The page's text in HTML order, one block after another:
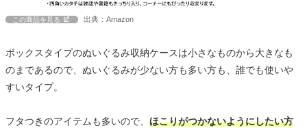
この商品を見る 出典：Amazon
ボックスタイプのぬいぐるみ収納ケースは小さなものから大きなも
のまであるので、ぬいぐるみが少ない方も多い方も、誰でも使いや
すいタイプ。
フタつきのアイテムも多いので、 ほこりがつかないようにしたい方